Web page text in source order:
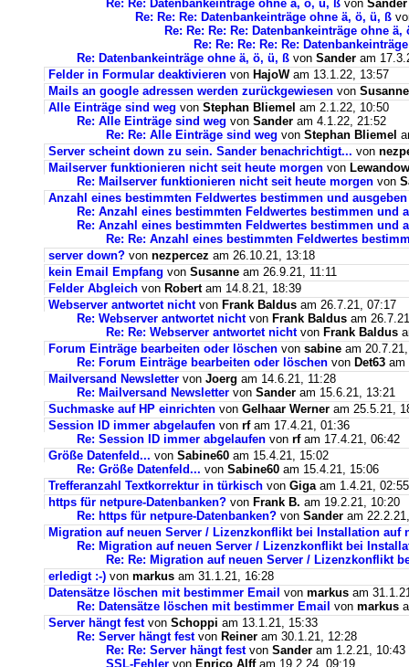
Re: Re: Datenbankeinträge ohne ä, ö, ü, ß von Sander
Re: Re: Re: Datenbankeinträge ohne ä, ö, ü, ß
Re: Re: Re: Re: Datenbankeinträge ohne ä,
Re: Re: Re: Re: Re:
Re: Datenbankeinträge ohne ä, ö, ü, ß von Sander am
Felder in Formular deaktivieren von HajoWam 13.1.22, 13:57
Mails an google adressen werden zurückgewiesen von Susanne
Alle Einträge sind weg von Stephan Bliemel am 2.1.22, 10:50
Re: Alle Einträge sind weg von Sander am 4.1.22, 21:52
Re: Re: Alle Einträge sind weg von Stephan Bliemel
Server scheint down zu sein. Sander benachrichtigt... von
Mailserver funktionieren nicht seit heute morgen von
Re: Mailserver funktionieren nicht seit heute morgen von
Anzahl eines bestimmten Feldwertes bestimmen und ausgeben
Re: Anzahl eines bestimmten Feldwertes bestimmen und
Re: Anzahl eines bestimmten Feldwertes bestimmen und
Re: Re: Anzahl eines bestimmten Feldwertes
server down? von nezpercez am 26.10.21, 13:18
kein Email Empfang von Susanne am 26.9.21, 11:11
Felder Abgleich von Robertam 14.8.21, 18:39
Webserver antwortet nichtvon Frank Baldus am 26.7.21, 07:17
Re: Webserver antwortet nichtvon Frank Baldus am
Re: Re: Webserver antwortet nichtvon Frank Baldus
Forum Einträge bearbeiten oder löschen von sabine am
Re: Forum Einträge bearbeiten oder löschen von Det63 am
Mailversand Newsletter von Joerg am 14.6.21, 11:28
Re: Mailversand Newsletter von Sander am 15.6.21, 13:21
Suchmaske auf HP einrichten von Gelhaar Werner am 25.5.21,
Session ID immer abgelaufen von rfam 17.4.21, 01:36
Re: Session ID immer abgelaufen von rfam 17.4.21, 06:42
Größe Datenfeld... von Sabine60 am 15.4.21, 15:02
Re: Größe Datenfeld... von Sabine60 am 15.4.21, 15:06
Trefferanzahl Textkorrektur in türkisch von Gigaam 1.4.21, 02:55
https für netpure-Datenbanken? von Frank B. am 19.2.21, 10:20
Re: https für netpure-Datenbanken? von Sander am
Migration auf neuen Server / Lizenzkonflikt bei Installation auf
Re: Migration auf neuen Server / Lizenzkonflikt bei
Re: Re: Migration auf neuen Server / Lizenzkonflikt
erledigt :-) von markus am 31.1.21, 16:28
Datensätze löschen mit bestimmer Email von markus am
Re: Datensätze löschen mit bestimmer Email von markus
Server hängt festvon Schoppi am 13.1.21, 15:33
Re: Server hängt festvon Reiner am 30.1.21, 12:28
Re: Re: Server hängt festvon Sander am 1.2.21, 10:43
SSL-Fehler von Enrico Alffam 19.2.24, 09:19